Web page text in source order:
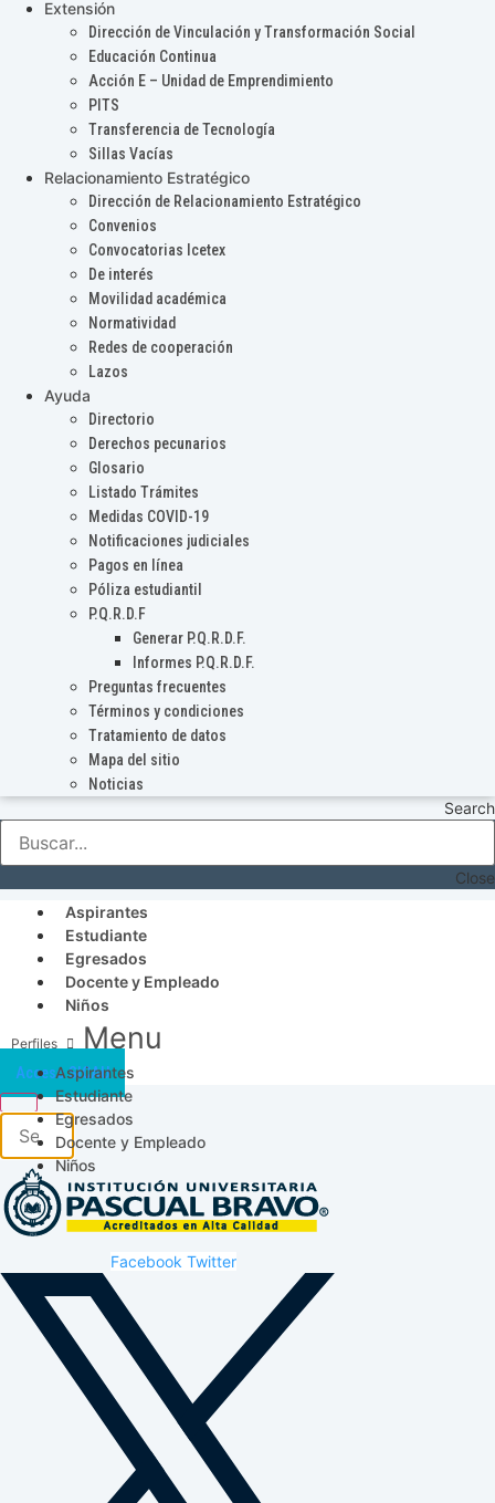
Extensión
Dirección de Vinculación y Transformación Social
Educación Continua
Acción E – Unidad de Emprendimiento
PITS
Transferencia de Tecnología
Sillas Vacías
Relacionamiento Estratégico
Dirección de Relacionamiento Estratégico
Convenios
Convocatorias Icetex
De interés
Movilidad académica
Normatividad
Redes de cooperación
Lazos
Ayuda
Directorio
Derechos pecunarios
Glosario
Listado Trámites
Medidas COVID-19
Notificaciones judiciales
Pagos en línea
Póliza estudiantil
P.Q.R.D.F
Generar P.Q.R.D.F.
Informes P.Q.R.D.F.
Preguntas frecuentes
Términos y condiciones
Tratamiento de datos
Mapa del sitio
Noticias
Search
Close
Aspirantes
Estudiante
Egresados
Docente y Empleado
Niños
Menu
Aspirantes
Estudiante
Egresados
Docente y Empleado
Niños
Acceso SICAU
Facebook Twitter